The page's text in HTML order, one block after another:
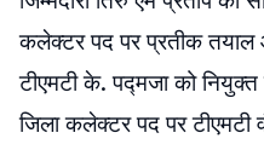
कलेक्टर पद पर प्रतीक
टीएमटी के. पद्मजा को नियुक्त
जिला कलेक्टर पद पर टीएमटी